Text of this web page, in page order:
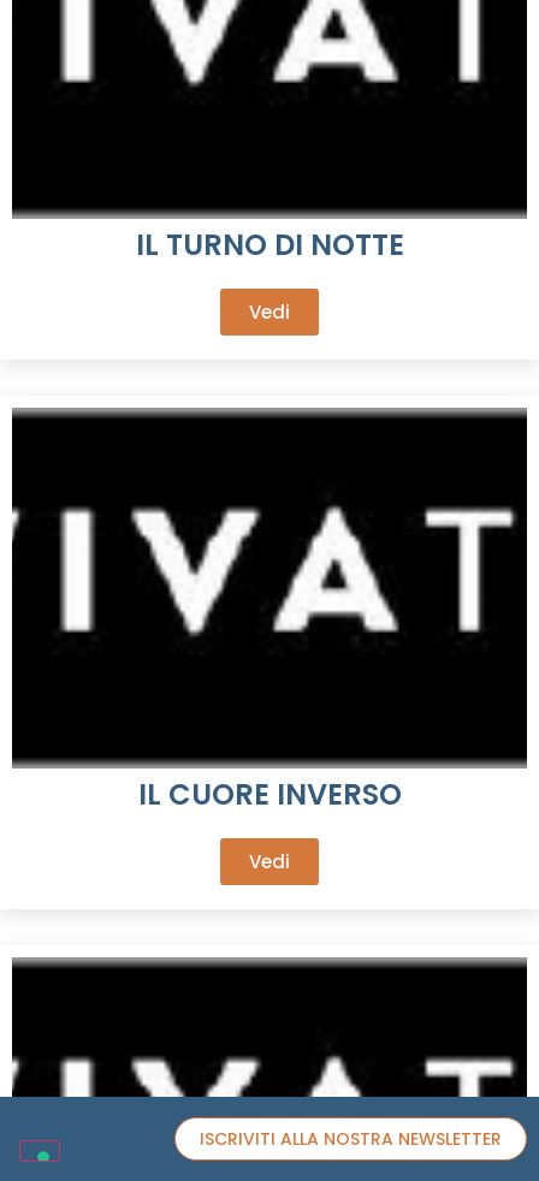
IL TURNO DI NOTTE
Vedi
IL CUORE INVERSO
Vedi
ISCRIVITI ALLA NOSTRA NEWSLETTER